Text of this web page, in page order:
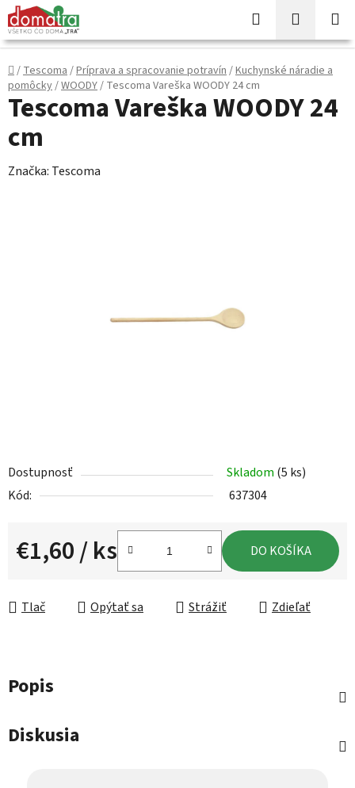
Prejsť
na
obsah
Hľadať
KOŠÍK
Domov
/Tescoma/Príprava a spracovanie potravín/Kuchynské náradie a
pomôcky/WOODY/ Tescoma Vareška WOODY 24 cm
Dostupnosť Skladom (5 ks)
Kód:
637304
€1,60/ ks DO KOŠÍKA
Tlač Opýtať sa Strážiť Zdieľať
Tescoma Vareška WOODY 24
cm
Značka: Tescoma
Popis
Diskusia